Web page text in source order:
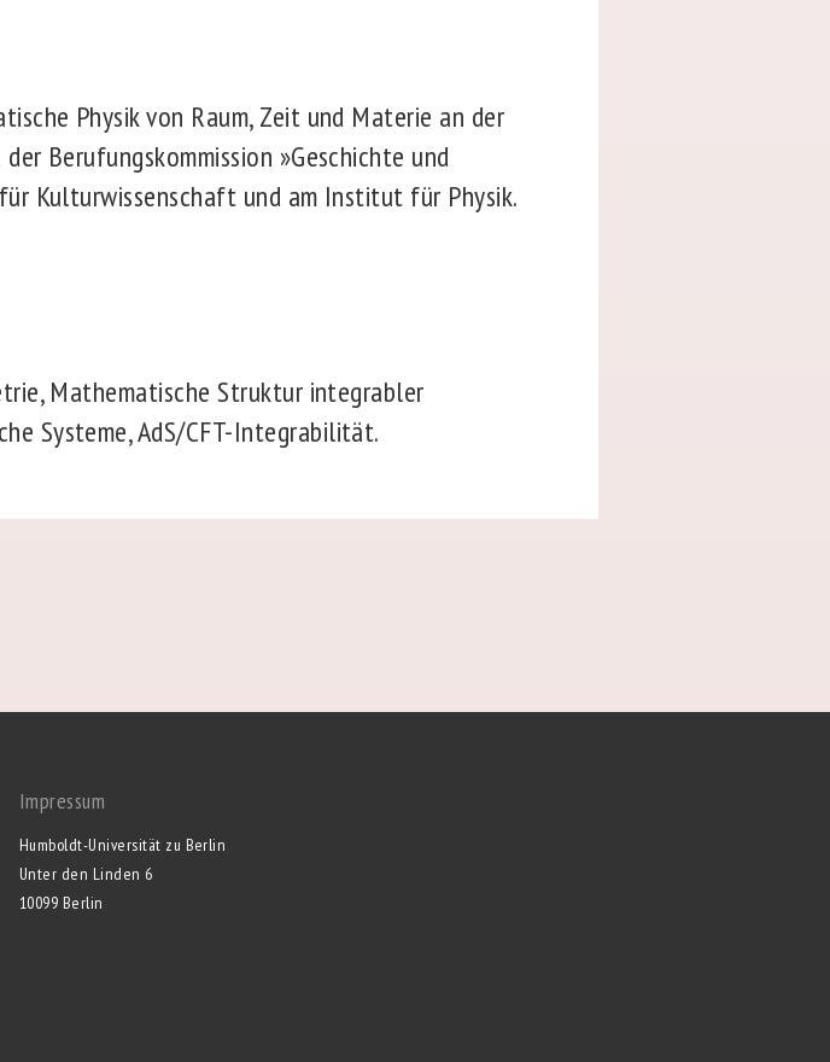
Physik von Raum, Zeit und Materie an der
Berufungskommission »Geschichte und
Kulturwissenschaft und am Institut für Physik.
Mathematische Struktur integrabler
Systeme, AdS/CFT-Integrabilität.
Impressum
Humboldt-Universität zu Berlin
Unter den Linden 6
10099 Berlin